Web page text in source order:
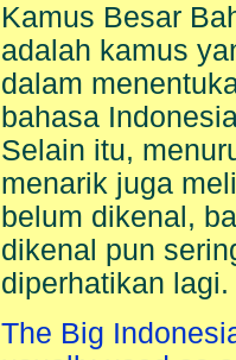
Kamus Besar
adalah kamus
dalam
bahasa
Selain itu,
menarik juga
belum dikenal,
dikenal pun
diperhatikan lagi.
The Big